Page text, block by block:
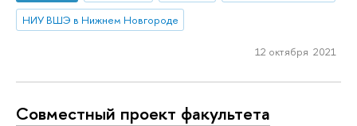
НИУ ВШЭ в Нижнем Новгороде
12 октября 2021
Совместный проект факультета